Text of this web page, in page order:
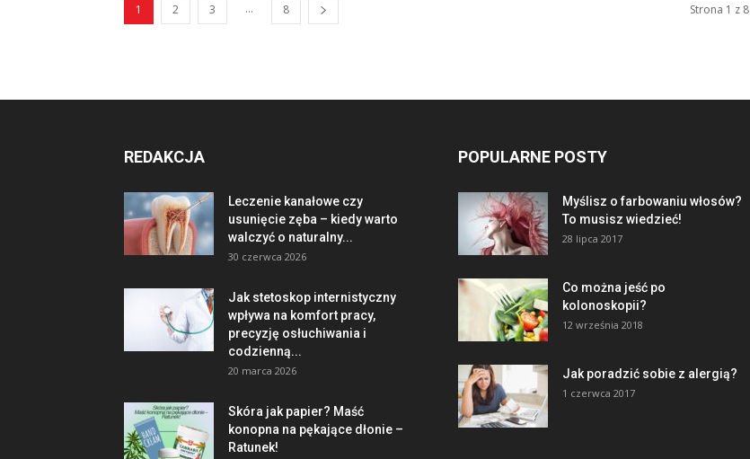
1 2 3 ... 8 Strona 1 z 8
REDAKCJA
Leczenie kanałowe czy
usunięcie zęba – kiedy warto
walczyć o naturalny...
30 czerwca 2026
Jak stetoskop internistyczny
wpływa na komfort pracy,
precyzję osłuchiwania i
codzienną...
20 marca 2026
Skóra jak papier? Maść
konopna na pękające dłonie –
Ratunek!
POPULARNE POSTY
Myślisz o farbowaniu włosów?
To musisz wiedzieć!
28 lipca 2017
Co można jeść po
kolonoskopii?
12 września 2018
Jak poradzić sobie z alergią?
1 czerwca 2017